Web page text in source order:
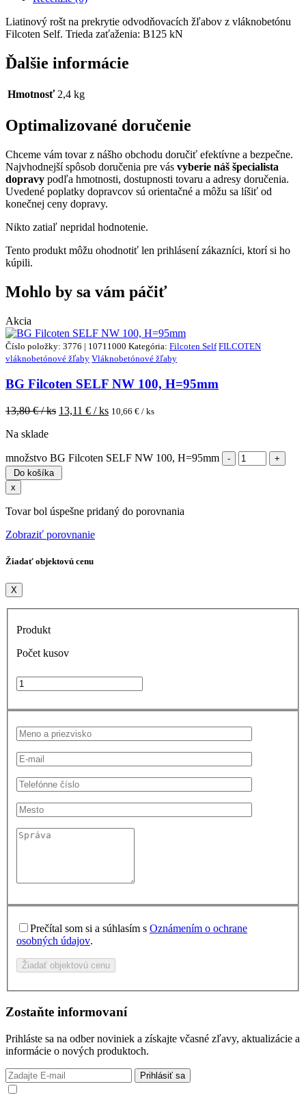
Liatinový rošt na prekrytie odvodňovacích žľabov z vláknobetónu
Filcoten Self. Trieda zaťaženia: B125 kN
Ďalšie informácie
Hmotnosť 2,4 kg
Optimalizované doručenie
Chceme vám tovar z nášho obchodu doručiť efektívne a bezpečne.
Najvhodnejší spôsob doručenia pre vás vyberie náš špecialista
dopravy podľa hmotnosti, dostupnosti tovaru a adresy doručenia.
Uvedené poplatky dopravcov sú orientačné a môžu sa líšiť od
konečnej ceny dopravy.
Nikto zatiaľ nepridal hodnotenie.
Tento produkt môžu ohodnotiť len prihlásení zákazníci, ktorí si ho
kúpili.
Mohlo by sa vám páčiť
Akcia
Číslo položky: 3776 | 10711000 Kategória: Filcoten Self FILCOTEN
vláknobetónové žľaby Vláknobetónové žľaby
BG Filcoten SELF NW 100, H=95mm
13,80€ / ks 13,11 € / ks 10,66 € / ks
Na sklade
množstvo BG Filcoten SELF NW 100, H=95mm
Do košíka
x
Tovar bol úspešne pridaný do porovnania
Zobraziť porovnanie
Žiadať objektovú cenu
X
Produkt
Počet kusov
Prečítal som si a súhlasím s Oznámením o ochrane
osobných údajov.
Žiadať objektovú cenu
Zostaňte informovaní
Prihláste sa na odber noviniek a získajte včasné zľavy, aktualizácie a
informácie o nových produktoch.
Prihlásiť sa